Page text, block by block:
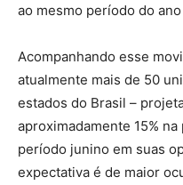
ao mesmo período do
Acompanhando esse
atualmente mais de 50
estados do Brasil –
aproximadamente 15%
período junino em suas
expectativa é de maior